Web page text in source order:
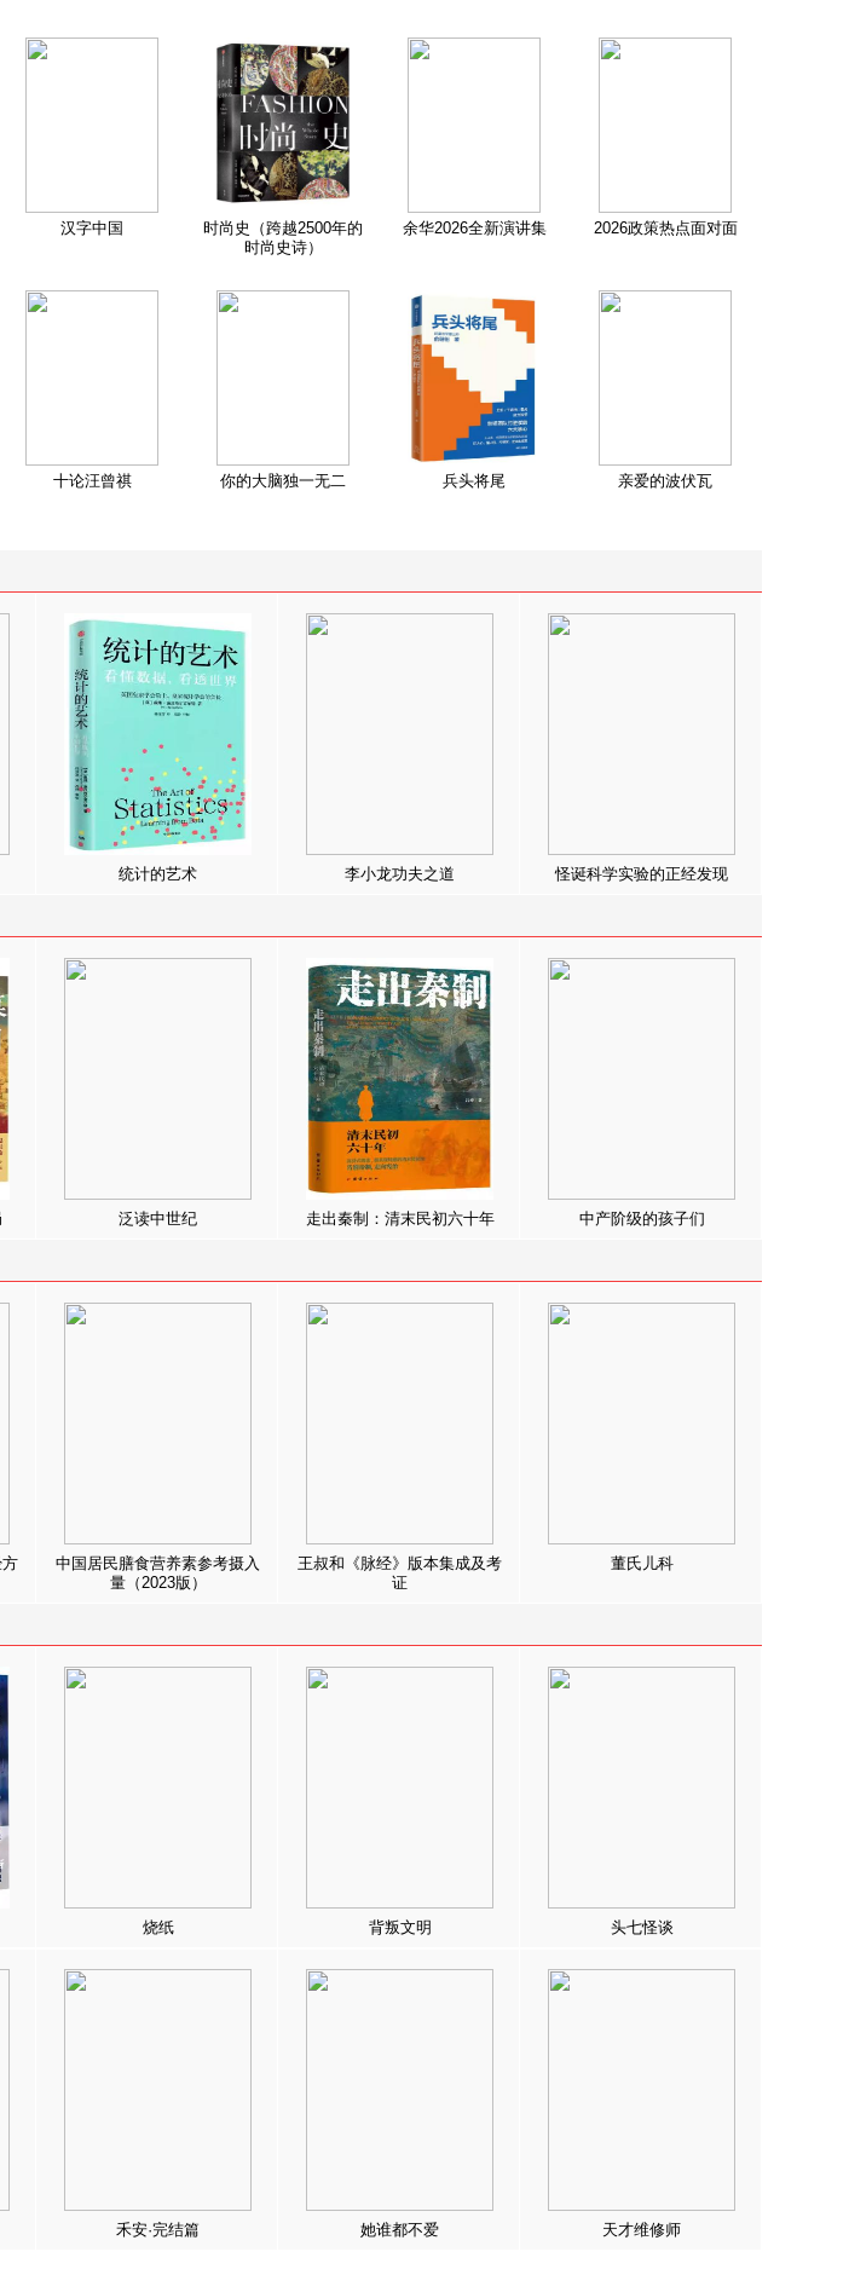
汉字中国
时尚史（跨越2500年的
时尚史诗）
余华2026全新演讲集 2026政策热点面对面
十论汪曾祺 你的大脑独一无二 兵头将尾 亲爱的波伏瓦
统计的艺术 李小龙功夫之道 怪诞科学实验的正经发现
泛读中世纪 走出秦制：清末民初六十年 中产阶级的孩子们
中国居民膳食营养素参考摄入
量（2023版）
王叔和《脉经》版本集成及考
证
董氏儿科
烧纸 背叛文明 头七怪谈
禾安·完结篇 她谁都不爱 天才维修师